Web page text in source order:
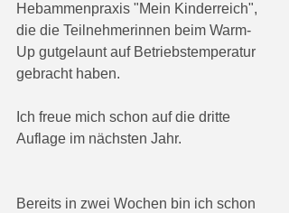
Hebammenpraxis "Mein Kinderreich",
die die Teilnehmerinnen beim Warm-
Up gutgelaunt auf Betriebstemperatur
gebracht haben.
Ich freue mich schon auf die dritte
Auflage im nächsten Jahr.
Bereits in zwei Wochen bin ich schon